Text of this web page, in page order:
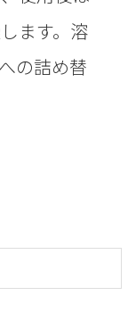
ます。溶
の詰め替